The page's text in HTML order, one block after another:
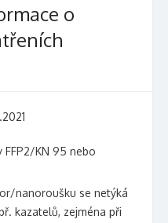
o
KN 95 nebo
nanoroušku se netýká
kazatelů, zejména při